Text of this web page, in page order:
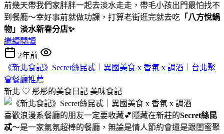
前幾天帶我們家胖胖一起去淡水走走，帶毛小孩出門最怕找不
到餐廳～幸好事前就做功課，打算老街逛完就去吃 「八方悅鍋
物」淡水新春分店✨
繼續閱讀
2年前
《新北食記》Secret絲昆忒｜異國美食 x 香氛 x 調酒｜台北聚
會餐廳推薦
新北 ♡ 彤彤的美食日記 美味食記
喜歡浪漫系餐廳的朋友一定要收藏💕隱藏在新莊的Secret絲昆
忒～是一家氣氛超棒的餐廳，無論是情人節約會還是跟閨蜜聚